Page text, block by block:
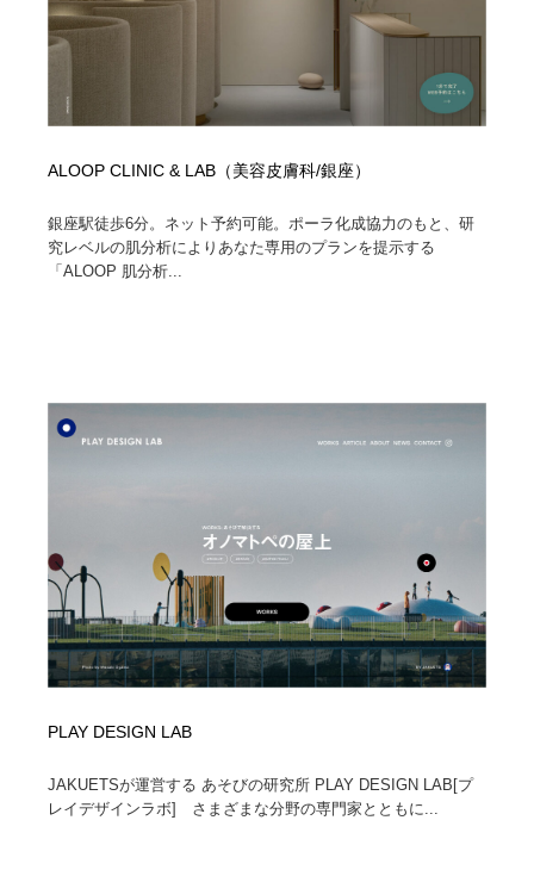
ALOOP CLINIC & LAB（美容皮膚科/銀座）
銀座駅徒歩6分。ネット予約可能。ポーラ化成協力のもと、研
究レベルの肌分析によりあなた専用のプランを提示する
「ALOOP 肌分析...
PLAY DESIGN LAB
JAKUETSが運営する あそびの研究所 PLAY DESIGN LAB[プ
レイデザインラボ] さまざまな分野の専門家とともに...